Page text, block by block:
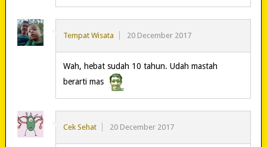
Tempat Wisata 20 December 2017
Wah, hebat sudah 10 tahun. Udah mastah
berarti mas
Cek Sehat 20 December 2017